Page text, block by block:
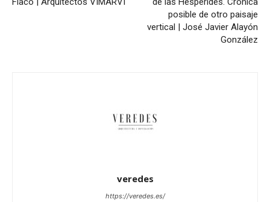
posible de otro paisaje
vertical | José Javier Alayón
González
veredes
https://veredes.es/